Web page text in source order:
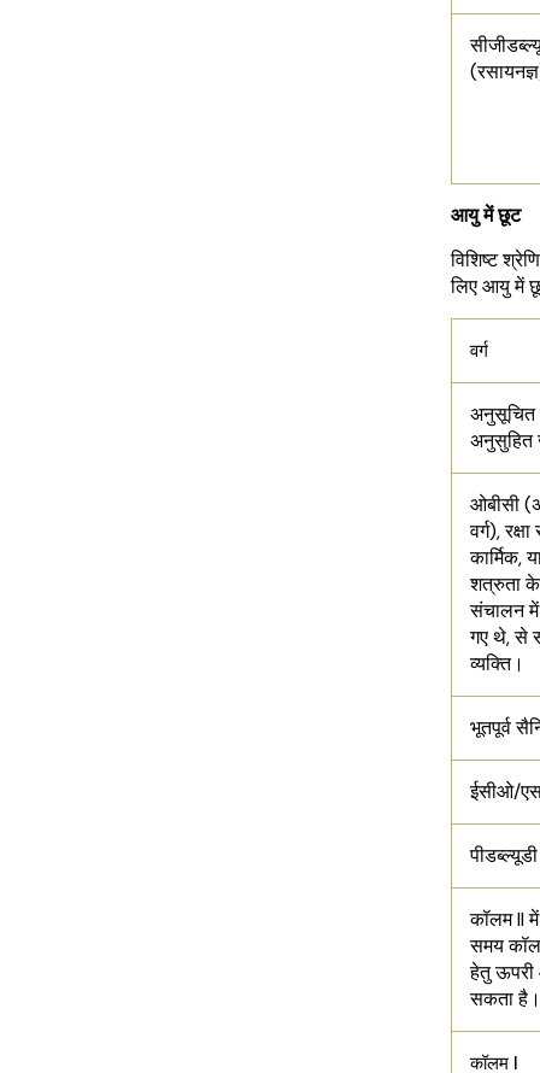
आयु में छूट
विशिष्ट
लिए आयु में
वर्ग
अनुसूचित
अनुसुहित
ओबीसी
वर्ग),
कार्मिक,
शत्रुता के
संचालन में
गए थे, से
व्यक्ति।
भूतपूर्व
ईसीओ/
पीडब्ल्यूडी
कॉलम II
समय
हेतु ऊपरी
सकता है।
कॉलम I